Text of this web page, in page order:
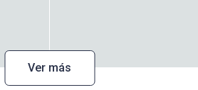
Ver más